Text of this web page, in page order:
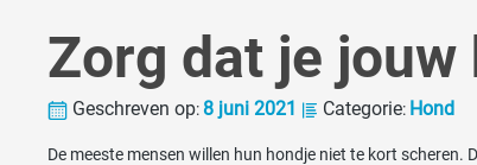
Zorg dat je
Geschreven op: 8 juni 2021 Categorie: Hond
De meeste mensen willen hun hondje niet te kort scheren.